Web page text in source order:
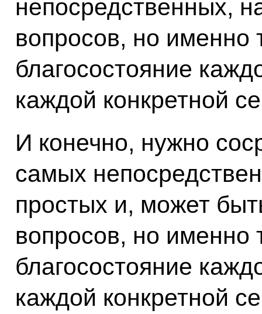
непосредственных,
вопросов, но именно
благосостояние
каждой конкретной
И конечно, нужно
самых
простых и, может
вопросов, но именно
благосостояние
каждой конкретной